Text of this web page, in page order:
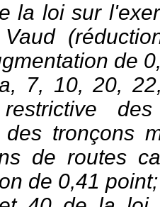
la loi sur
de
7, 10, 20,
restrictive
des tronçons
de routes
de 0,41 point;